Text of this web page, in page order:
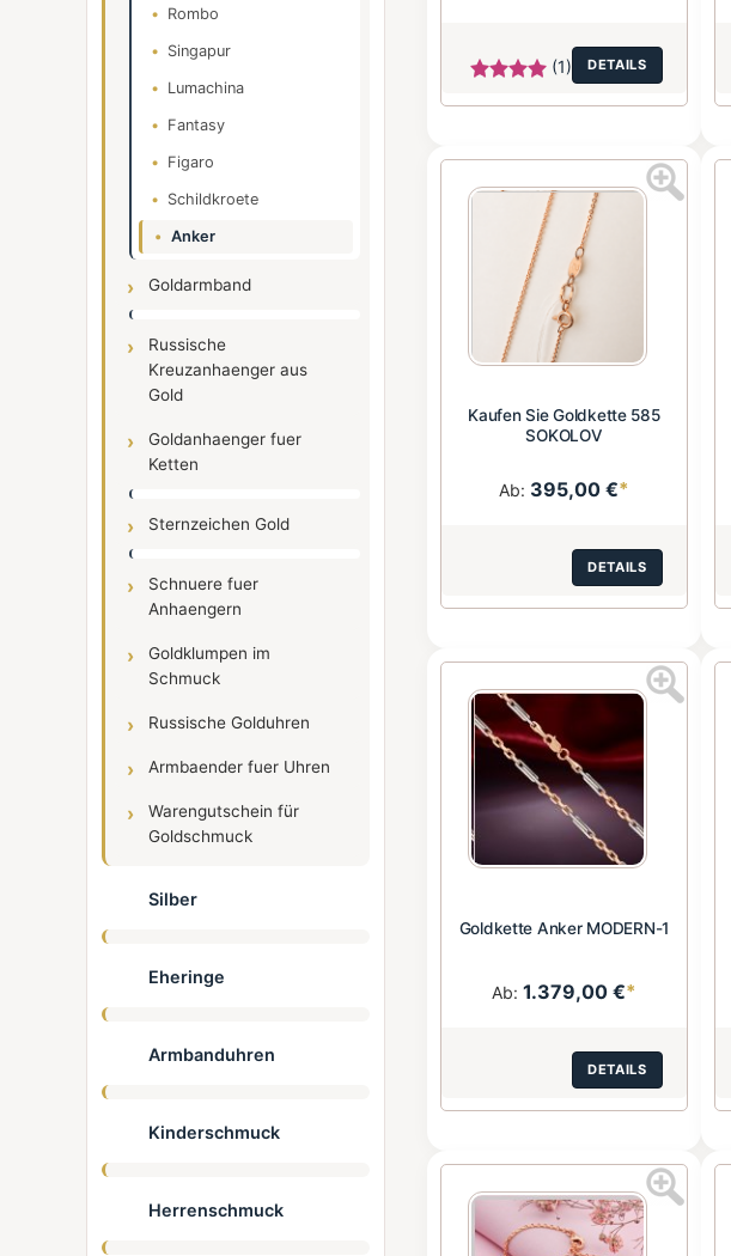
Rombo
Singapur
Lumachina
Fantasy
Figaro
Schildkroete
Anker
Goldarmband
Russische
Kreuzanhaenger aus
Gold
Goldanhaenger fuer
Ketten
Sternzeichen Gold
Schnuere fuer
Anhaengern
Goldklumpen im
Schmuck
Russische Golduhren
Armbaender fuer Uhren
Warengutschein für
Goldschmuck
Silber
Eheringe
Armbanduhren
Kinderschmuck
Herrenschmuck
(1) DETAILS
Kaufen Sie Goldkette 585
SOKOLOV
Ab: 395,00 €*
DETAILS
Goldkette Anker MODERN-1
Ab: 1.379,00 €*
DETAILS